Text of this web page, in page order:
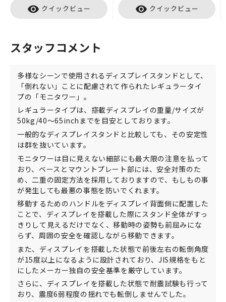
visibility クイックビュー visibility クイックビュー
スタッフコメント
多様なシーンで使用されるディスプレイスタンドとして、
「倒れない」ことに配慮されて作られたレギュラータイ
プの「モニタワー」。
レギュラータイプは、搭載ディスプレイの重量/サイズが
50kg/40～65inchまでを目安としております。
一般的なディスプレイスタンドと比較しても、その安定性
は群を抜いています。
モニタワーは目に見えない細部にも最大限の注意を払って
おり、ベースとマウントプレート部には、安全対策のた
め、二重の固定方法を採用しておりますので、もしもの事
が発生しても最悪の事態を防いでくれます。
移動するためのハンドルをディスプレイ背面側に配置した
ことで、ディスプレイを搭載した際にスタンド全体がすっ
きりして見えるだけでなく、移動時の姿勢も前屈みにな
らず、周囲の安全を確認しながら移動できます。
また、ディスプレイを搭載した状態で前後左右の転倒角度
が15度以上になるように設計されており、JIS規格をもと
にしたメーカー独自の安全基準を厳守しています。
さらに、ディスプレイを搭載した状態で耐震試験も行って
おり、震度6弱程度の揺れでも転倒しませんでした。